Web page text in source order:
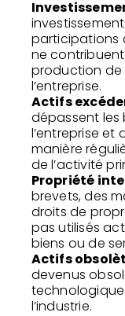
participations
ne
production de
l’entreprise.
Actifs
dépassent les
l’entreprise et
manière
de l’activité
Propriété
brevets, des
droits de
pas utilisés
biens ou de
Actifs
devenus
l’industrie.